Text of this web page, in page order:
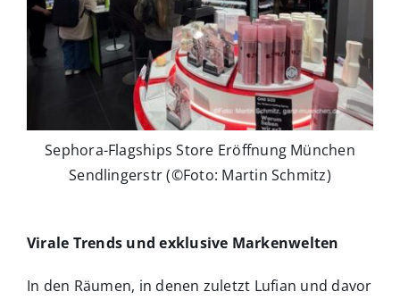
Sephora-Flagships Store Eröffnung München
Sendlingerstr (©Foto: Martin Schmitz)
Virale Trends und exklusive Markenwelten
In den Räumen, in denen zuletzt Lufian und davor